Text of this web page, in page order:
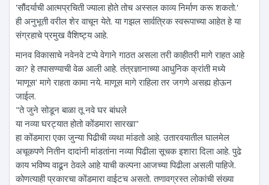
'सौंदर्याची आत्मप्रचिती ज्याला होते तोच अस्सल काव्य निर्माण करू शकतो.'
ही अनुभूती वरील शेर वाचून येते. या गझल सार्वत्रिक स्वरूपाच्या आहेत हे या
संग्रहाचे प्रमुख वैशिष्ट्य आहे.
मानव विकासाचे नवेनवे टप्पे वेगाने गाठत असला तरी काहीतरी मागे राहत आहे
का? हे तपासण्याची वेळ आली आहे. तंत्रज्ञानाच्या आधुनिक क्रांती मध्ये
'माणूस' मागे राहता कामा नये. माणूस मागे राहिला तर जगणे असह्य होऊन
जाईल.
"ते जुने सोडून बाळा तू नवे घर बांधले
या नव्या घरट्यात होतो कोंडमारा सारखा"
हा कोंडमारा एका जुन्या पिढीची व्यथा मांडतो आहे. उतारवयातील घालमेल
अचूकपणे नितीन दादांनी मांडतांना नव्या पिढीला सूचक इशारा दिला आहे. पुढे
काय भविष्य वाढून ठेवले आहे याची कल्पना आजच्या पिढीला असली पाहिजे.
कोणत्याही प्रकारचा कोंडमारा वाईटच असतो. तणावग्रस्त लोकांची संख्या